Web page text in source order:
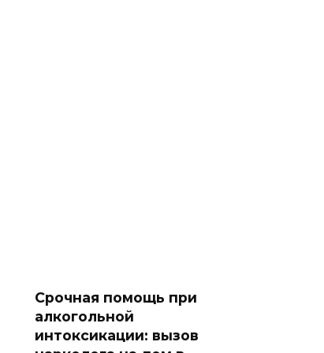
Срочная помощь при
алкогольной
интоксикации: вызов